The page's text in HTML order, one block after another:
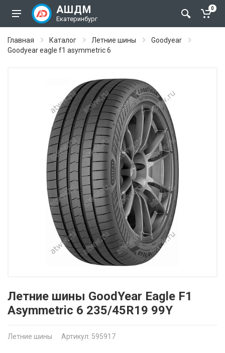
АШДМ
Екатеринбург
0
Главная Каталог Летние шины
Goodyear
Goodyear eagle f1 asymmetric 6
Летние шины GoodYear Eagle F1
Asymmetric 6 235/45R19 99Y
Летние шины Артикул: 595917